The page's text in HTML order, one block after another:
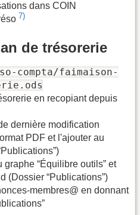
dans COIN
7)
de trésorerie
compta/faimaison-
en recopiant depuis
dernière modification
PDF et l'ajouter au
“Équilibre outils” et
(Dossier “Publications”)
membres@ en donnant